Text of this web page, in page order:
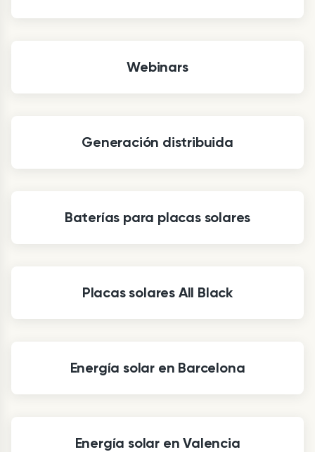
Webinars
Generación distribuida
Baterías para placas solares
Placas solares All Black
Energía solar en Barcelona
Energía solar en Valencia